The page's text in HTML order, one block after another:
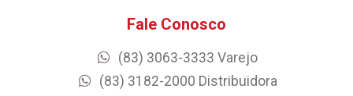
Fale Conosco
(83) 3063-3333 Varejo
(83) 3182-2000 Distribuidora